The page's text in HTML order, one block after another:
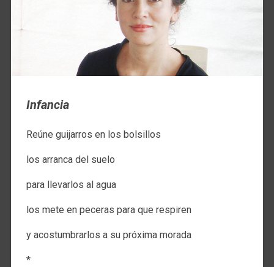
Infancia
Reúne guijarros en los bolsillos
los arranca del suelo
para llevarlos al agua
los mete en peceras para que respiren
y acostumbrarlos a su próxima morada
*